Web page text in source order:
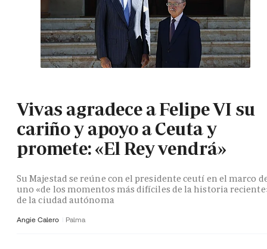
Vivas agradece a Felipe VI su
cariño y apoyo a Ceuta y
promete: «El Rey vendrá»
Su Majestad se reúne con el presidente ceutí en el marco
uno «de los momentos más difíciles de la historia
de la ciudad autónoma
Angie Calero Palma